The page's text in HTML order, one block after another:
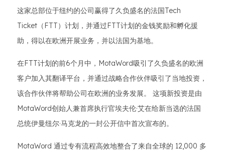
这家总部位于纽约的公司赢得了久负盛名的法国Tech
Ticket（FTT）计划，并通过FTT计划的金钱奖励和孵化援
助，得以在欧洲开展业务，并以法国为基地。
在FTT计划的前6个月中，MotaWord吸引了久负盛名的欧洲
客户加入其翻译平台，并通过战略合作伙伴吸引了当地投资，
该合作伙伴将帮助公司在欧洲的业务发展。 这项新投资是由
MotaWord创始人兼首席执行官埃夫伦·艾在给新当选的法国
总统伊曼纽尔·马克龙的一封公开信中首次宣布的。
MotaWord 通过专有流程高效地整合了来自全球的 12,000 多